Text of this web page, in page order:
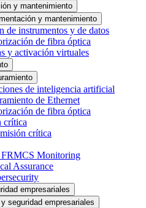
y mantenimiento
y mantenimiento
de instrumentos y de datos
de fibra óptica
y activación virtuales
de inteligencia artificial
de Ethernet
de fibra óptica
crítica
crítica
Monitoring
Assurance
empresariales
seguridad empresariales